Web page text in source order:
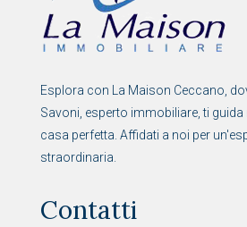
Esplora con La Maison Ceccano,
Savoni, esperto immobiliare, ti guida
casa perfetta. Affidati a noi per
straordinaria.
Contatti